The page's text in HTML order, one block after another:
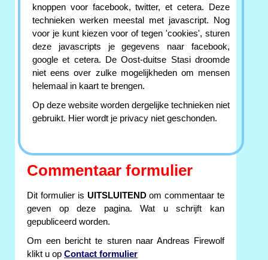
knoppen voor facebook, twitter, et cetera. Deze
technieken werken meestal met javascript. Nog
voor je kunt kiezen voor of tegen 'cookies', sturen
deze javascripts je gegevens naar facebook,
google et cetera. De Oost-duitse Stasi droomde
niet eens over zulke mogelijkheden om mensen
helemaal in kaart te brengen.
Op deze website worden dergelijke technieken niet
gebruikt. Hier wordt je privacy niet geschonden.
Commentaar formulier
Dit formulier is UITSLUITENDom commentaar te
geven op deze pagina. Wat u schrijft kan
gepubliceerd worden.
Om een bericht te sturen naar Andreas Firewolf
klikt u op Contact formulier